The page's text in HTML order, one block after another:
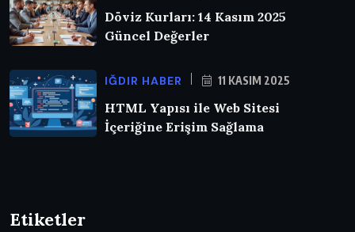
Döviz Kurları: 14 Kasım 2025
Güncel Değerler
IĞDIR HABER 11 KASIM 2025
HTML Yapısı ile Web Sitesi
İçeriğine Erişim Sağlama
Etiketler